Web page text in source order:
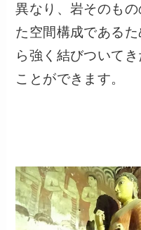
異なり、岩そのも
た空間構成である
ら強く結びついて
ことができます。